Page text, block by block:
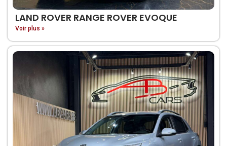
LAND ROVER RANGE ROVER EVOQUE
Voir plus »